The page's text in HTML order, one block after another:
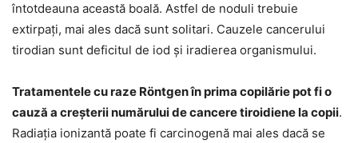
întotdeauna această boală. Astfel de noduli trebuie
extirpați, mai ales dacă sunt solitari. Cauzele cancerului
tirodian sunt deficitul de iod și iradierea organismului.
Tratamentele cu raze Röntgen în prima copilărie pot fi o
cauză a creșterii numărului de cancere tiroidiene la copii.
Radiația ionizantă poate fi carcinogenă mai ales dacă se